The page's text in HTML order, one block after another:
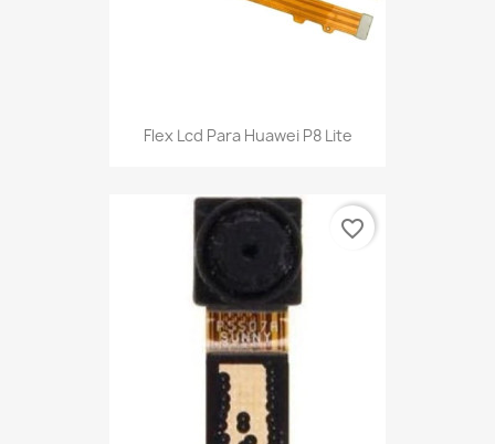
Flex Lcd Para Huawei P8 Lite
favorite_border